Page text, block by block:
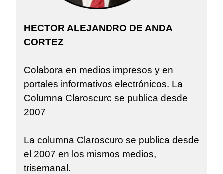
HECTOR ALEJANDRO DE ANDA
CORTEZ
Colabora en medios impresos y en
portales informativos electrónicos. La
Columna Claroscuro se publica desde
2007
La columna Claroscuro se publica desde
el 2007 en los mismos medios,
trisemanal.